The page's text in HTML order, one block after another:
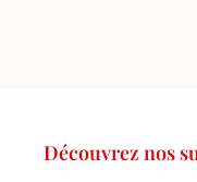
Découvrez nos